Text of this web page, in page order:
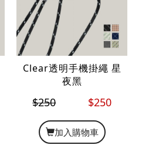
Clear透明手機掛繩 星
夜黑
$250 $250
加入購物車